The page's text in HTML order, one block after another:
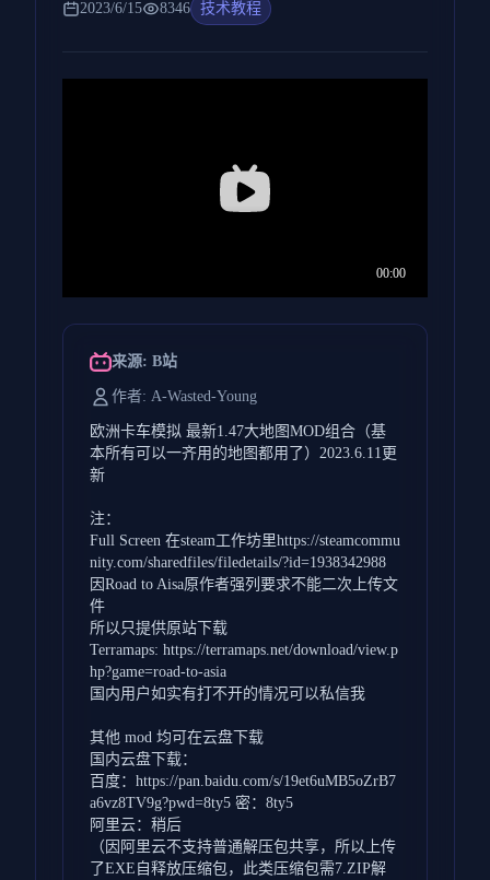
2023/6/15 8346 技术教程
来源: B站
作者: A-Wasted-Young
欧洲卡车模拟 最新1.47大地图MOD组合（基
本所有可以一齐用的地图都用了）2023.6.11更
新
注：
Full Screen 在steam工作坊里https://steamcommu
nity.com/sharedfiles/filedetails/?id=1938342988
因Road to Aisa原作者强列要求不能二次上传文
件
所以只提供原站下载
Terramaps: https://terramaps.net/download/view.p
hp?game=road-to-asia
国内用户如实有打不开的情况可以私信我
其他 mod 均可在云盘下载
国内云盘下载：
百度：https://pan.baidu.com/s/19et6uMB5oZrB7
a6vz8TV9g?pwd=8ty5 密：8ty5
阿里云：稍后
（因阿里云不支持普通解压包共享，所以上传
了EXE自释放压缩包，此类压缩包需7.ZIP解